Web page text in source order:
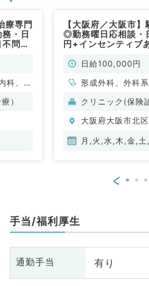
療専門
・日
問／
科、外
皮膚
）
【大阪府／大阪市
◎勤務曜日応相談・
円+インセンティブ
勤） 日給100,000円
形成外科、外科
クリニック(保険
大阪府大阪市北区
月,火,水,木,金,土
<
手当/福利厚生
通勤手当 有り